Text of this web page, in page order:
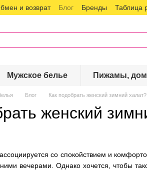
и возврат Блог Бренды Таблица
Мужское белье Пижамы,
Блог Как подобрать женский зимний халат?
женский
со спокойствием и
вечерами. Однако хочется, чтобы